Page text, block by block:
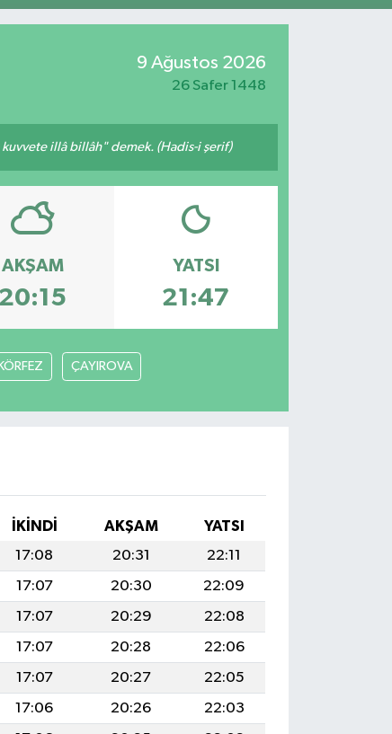
9 Ağustos 2026
26 Safer 1448
kuvvete illâ billâh" demek. (Hadis-i şerif)
AKŞAM
20:15
YATSI
21:47
KÖRFEZ ÇAYIROVA
İKINDI AKŞAM
YATSI
17:08 20:31
22:11
17:07 20:30
22:09
17:07 20:29
22:08
17:07 20:28
22:06
17:07 20:27
22:05
17:06 20:26
22:03